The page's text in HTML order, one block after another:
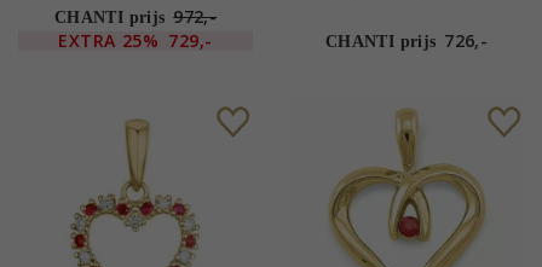
CHANTI prijs 972,-
EXTRA 25% 729,- CHANTI prijs 726,-